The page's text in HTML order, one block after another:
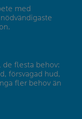
med
de flesta behov:
försvagad hud,
fler behov än